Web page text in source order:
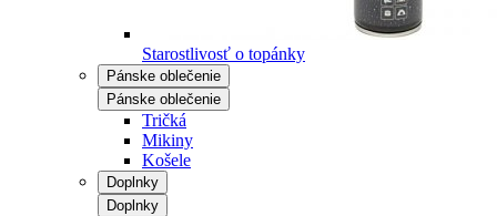
Starostlivosť o topánky
Pánske oblečenie
Pánske oblečenie
Tričká
Mikiny
Košele
Doplnky
Doplnky